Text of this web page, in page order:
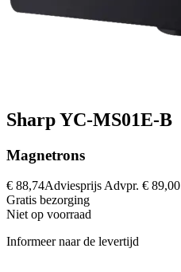
Sharp YC-MS01E-B
Magnetrons
€ 88,74Adviesprijs Advpr. € 89,00
Gratis bezorging
Niet op voorraad
Informeer naar de levertijd